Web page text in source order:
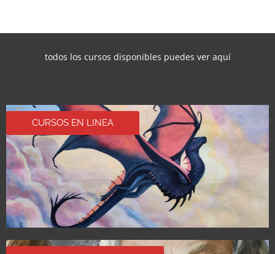
todos los cursos disponibles puedes ver aquí
CURSOS EN LINEA